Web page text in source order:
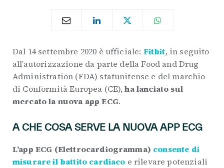
Dal 14 settembre 2020 è ufficiale: Fitbit, in seguito
all’autorizzazione da parte della Food and Drug
Administration (FDA) statunitense e del marchio
di Conformità Europea (CE),ha lanciato sul
mercato la nuova app ECG.
A CHE COSA SERVE LA NUOVA APP ECG
L’app ECG (Elettrocardiogramma) consente di
misurare il battito cardiaco e rilevare potenziali